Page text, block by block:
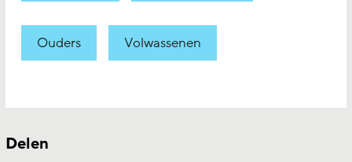
Ouders Volwassenen
Delen